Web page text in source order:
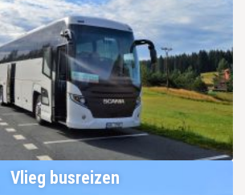
Vlieg busreizen